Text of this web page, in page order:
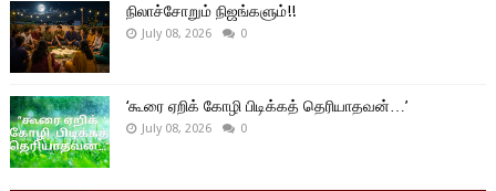
நிலாச்சோறும் நிஜங்களும்!!
July 08, 2026 0
‘கூரை ஏறிக் கோழி பிடிக்கத் தெரியாதவன்…’
July 08, 2026 0